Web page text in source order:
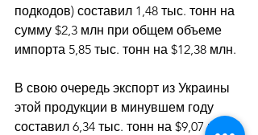
подкодов) составил 1,48 тыс. тонн на
сумму $2,3 млн при общем объеме
импорта 5,85 тыс. тонн на $12,38 млн.
В свою очередь экспорт из Украины
этой продукции в минувшем году
составил 6,34 тыс. тонн на $9,07 млн.